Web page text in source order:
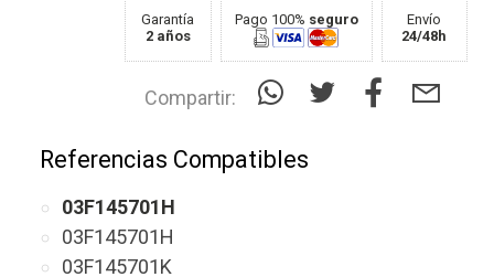
Garantía
2 años
Pago 100% seguro
Envío
24/48h
Compartir:
Referencias Compatibles
03F145701H
03F145701H
03F145701K